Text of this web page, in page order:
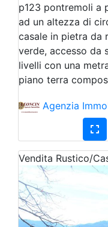
p123 pontremoli a
ad un altezza di
casale in pietra da
verde, accesso da
livelli con una
piano terra
Agenzia
Vendita Rustico/